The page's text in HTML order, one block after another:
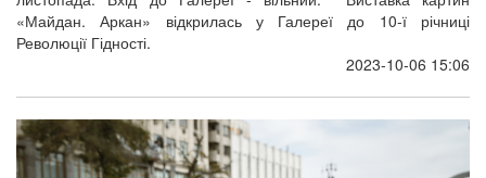
«Майдан. Аркан» відкрилась у Галереї до 10-ї річниці
Революції Гідності.
2023-10-06 15:06